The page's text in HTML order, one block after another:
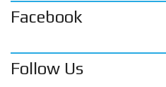
Facebook
Follow Us